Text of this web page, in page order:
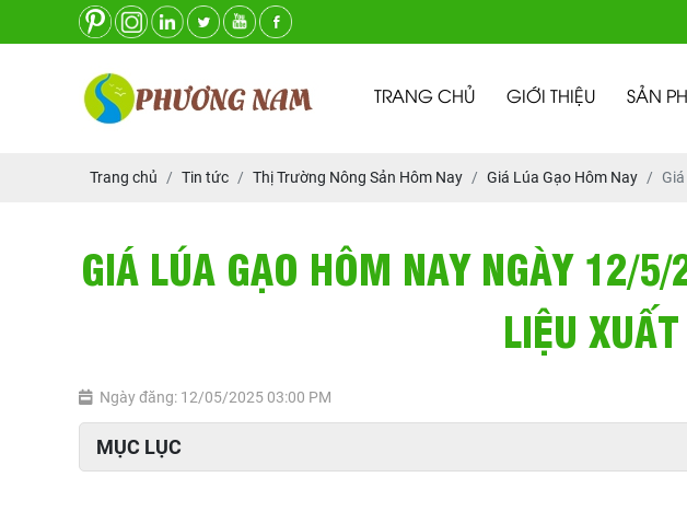
TRANG CHỦ GIỚI THIỆU SẢN
Trang chủ Tin tức Thị Trường Nông Sản Hôm Nay Giá Lúa Gạo Hôm Nay
GIÁ LÚA GẠO HÔM NAY NGÀY 12/
LIỆU
Ngày đăng: 12/05/2025 03:00 PM
MỤC LỤC